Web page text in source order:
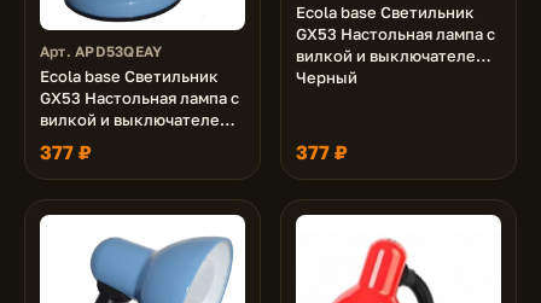
Арт. APD53QEAY
Ecola base Светильник
GX53 Настольная лампа с
вилкой и выключателем
Синий
377 ₽
Ecola base Светильник
GX53 Настольная лампа с
вилкой и выключателем
Черный
377 ₽